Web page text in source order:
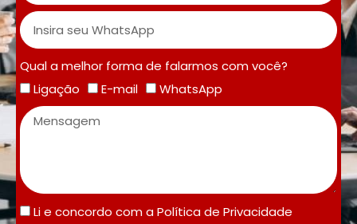
Qual a melhor forma de falarmos com você?
Ligação
E-mail WhatsApp
Li e concordo com aPolítica de Privacidade